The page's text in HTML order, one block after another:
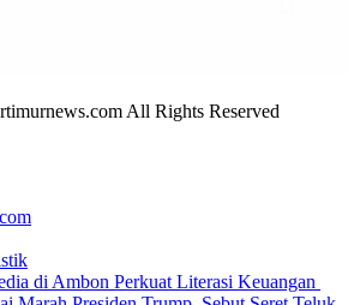
All Rights Reserved
di Ambon Perkuat Literasi Keuangan